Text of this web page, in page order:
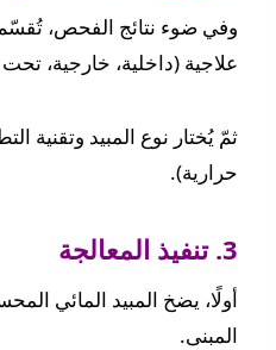
وفي ضوء نتائج الفحص،
علاجية (داخلية، خارجية،
ثمّ يُختار نوع المبيد وتقنية
حرارية).
3. تنفيذ المعالجة
أولًا، يضخ المبيد المائي
المبنى.